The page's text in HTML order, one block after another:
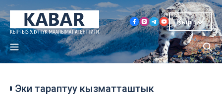
Кыр
Эки тараптуу кызматташтык